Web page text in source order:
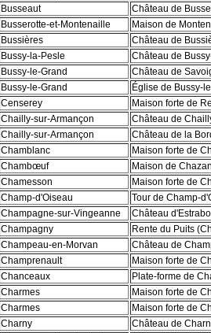
Busseaut
Château de
Busserotte-et-Montenaille
Maison de
Bussières
Château de
Bussy-la-Pesle
Château de
Bussy-le-Grand
Château de
Bussy-le-Grand
Église de Bussy-
Censerey
Maison forte de
Chailly-sur-Armançon
Château de
Chailly-sur-Armançon
Château de la
Chamblanc
Maison forte de
Chambœuf
Maison de
Chamesson
Maison forte de
Champ-d'Oiseau
Tour de Champ-
Champagne-sur-Vingeanne
Château
Champagny
Rente du Puits
Champeau-en-Morvan
Château de
Champrenault
Maison forte de
Chanceaux
Plate-forme de
Charmes
Maison forte de
Charmes
Maison forte de
Charny
Château de